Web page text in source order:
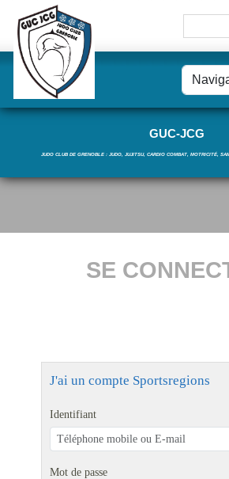
GUC-JCG
JUDO CLUB DE GRENOBLE : JUDO, JUJITSU, CARDIO COMBAT, MOTRICITÉ,
SE
J'ai un compte Sportsregions
Identifiant
Mot de passe
Panneau de gestion des cookies